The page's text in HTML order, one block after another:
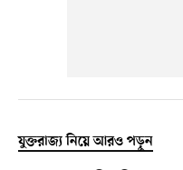
যুক্তরাজ্য নিয়ে আরও পড়ুন